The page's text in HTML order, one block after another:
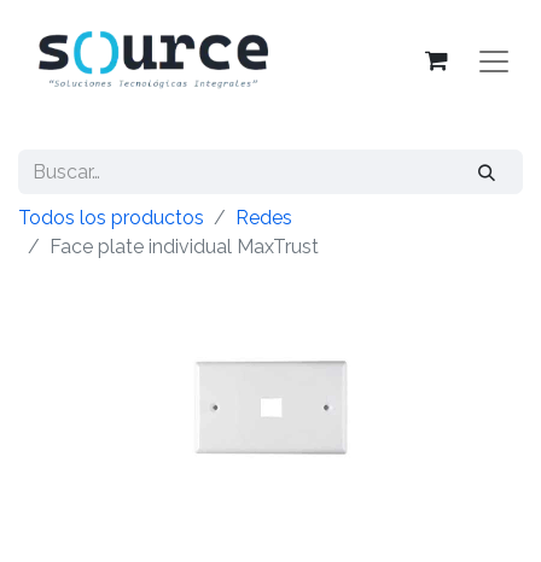
Todos los productos
Redes
Face plate individual MaxTrust